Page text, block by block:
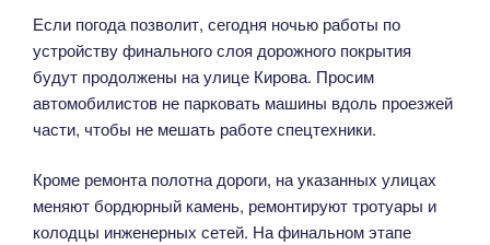
Если погода позволит, сегодня ночью работы по
устройству финального слоя дорожного покрытия
будут продолжены на улице Кирова. Просим
автомобилистов не парковать машины вдоль проезжей
части, чтобы не мешать работе спецтехники.
Кроме ремонта полотна дороги, на указанных улицах
меняют бордюрный камень, ремонтируют тротуары и
колодцы инженерных сетей. На финальном этапе